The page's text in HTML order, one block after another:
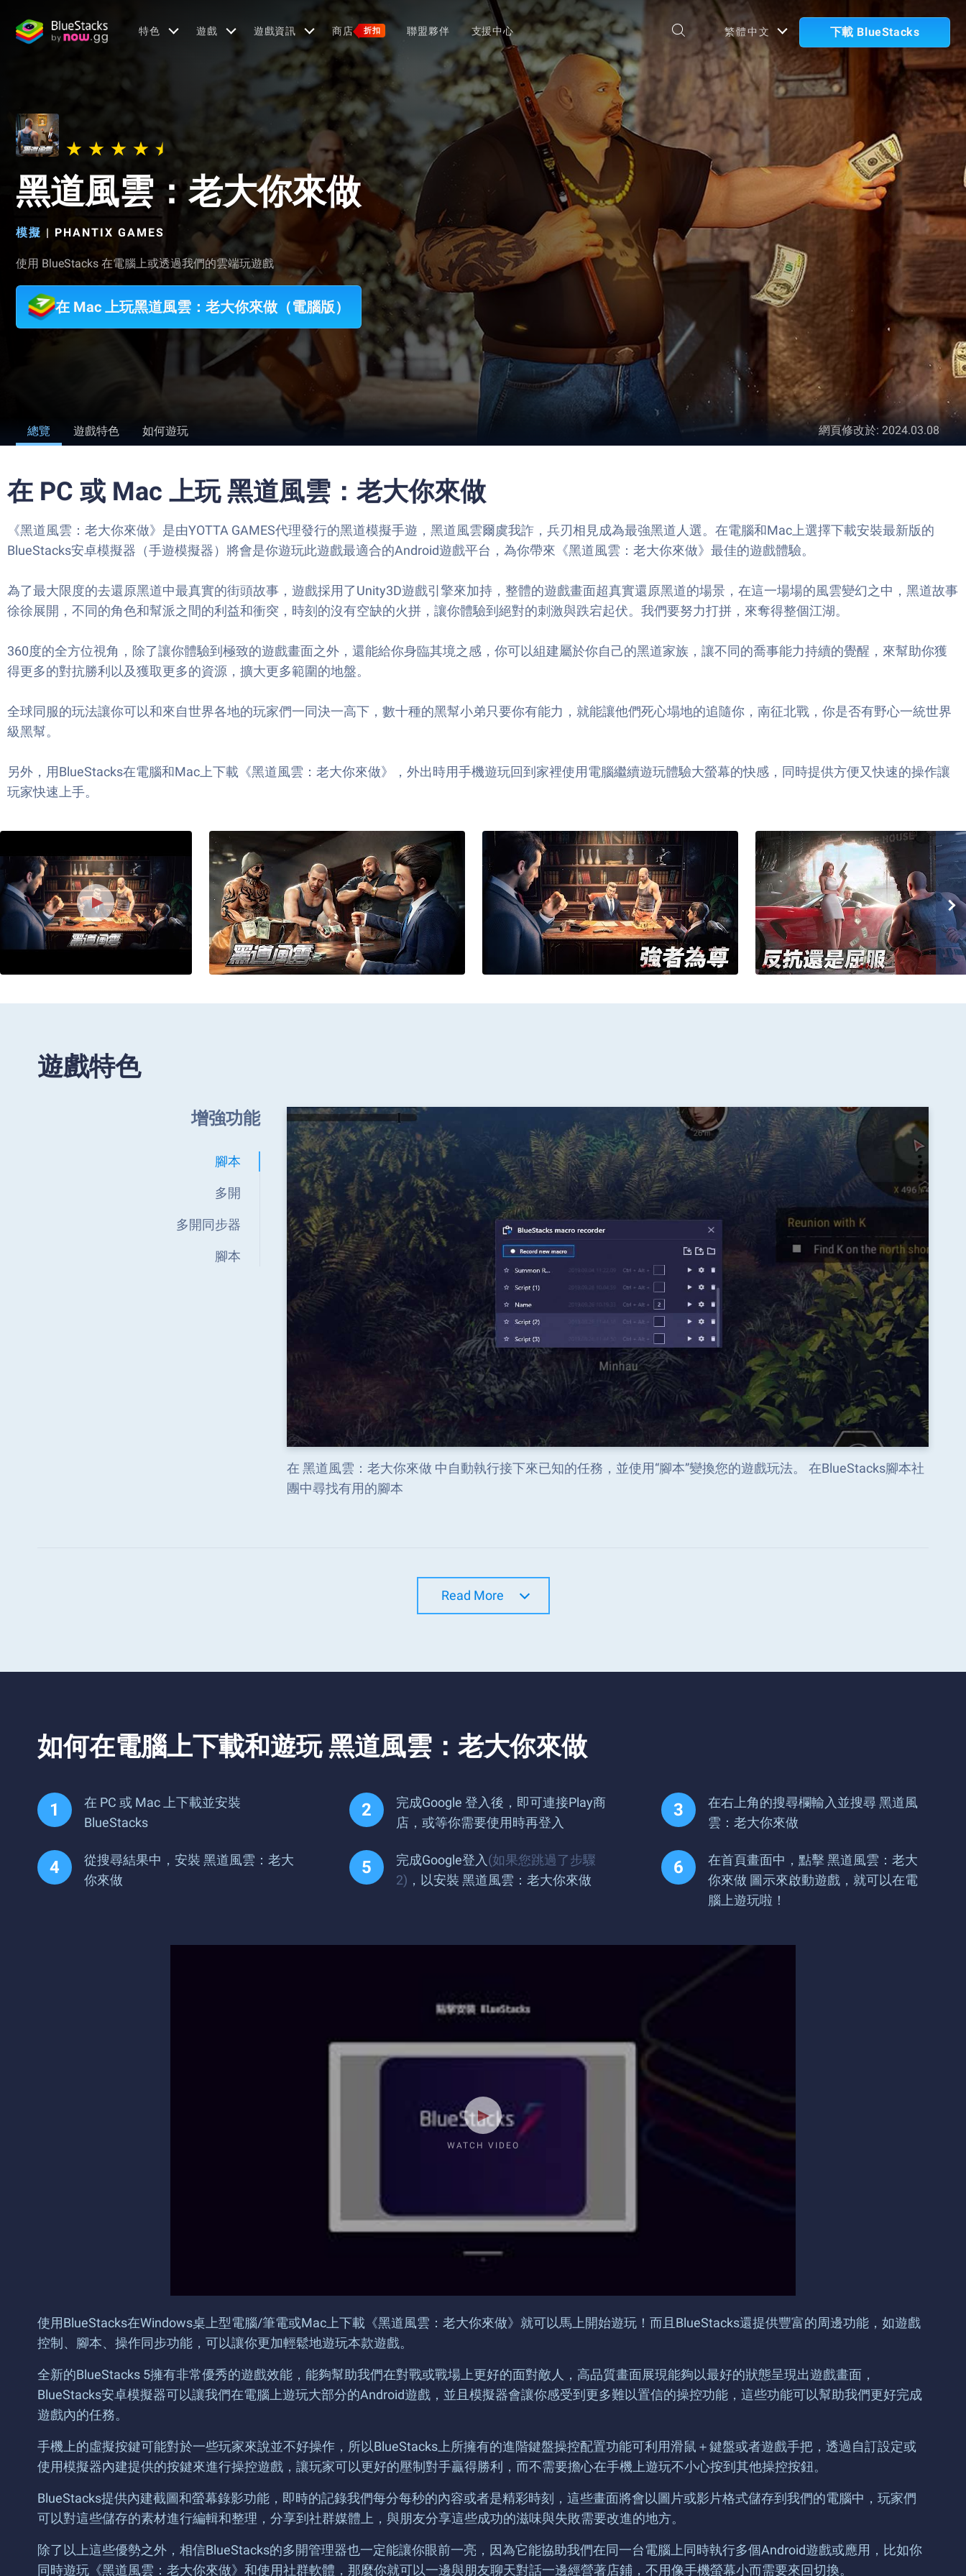
特色 遊戲 遊戲資訊 商店 折扣 聯盟夥伴 支援中心 繁體中文 下載 BlueStacks
黑道風雲：老大你來做
模擬 | PHANTIX GAMES
使用 BlueStacks 在電腦上或透過我們的雲端玩遊戲
在 Mac 上玩黑道風雲：老大你來做（電腦版）
總覽 遊戲特色 如何遊玩 網頁修改於: 2024.03.08
在 PC 或 Mac 上玩 黑道風雲：老大你來做
《黑道風雲：老大你來做》是由YOTTA GAMES代理發行的黑道模擬手遊，黑道風雲爾虞我詐，兵刃相見成為最強黑道人選。在電腦和Mac上選擇下載安裝最新版的
BlueStacks安卓模擬器（手遊模擬器）將會是你遊玩此遊戲最適合的Android遊戲平台，為你帶來《黑道風雲：老大你來做》最佳的遊戲體驗。
為了最大限度的去還原黑道中最真實的街頭故事，遊戲採用了Unity3D遊戲引擎來加持，整體的遊戲畫面超真實還原黑道的場景，在這一場場的風雲變幻之中，黑道故事
徐徐展開，不同的角色和幫派之間的利益和衝突，時刻的沒有空缺的火拼，讓你體驗到絕對的刺激與跌宕起伏。我們要努力打拼，來奪得整個江湖。
360度的全方位視角，除了讓你體驗到極致的遊戲畫面之外，還能給你身臨其境之感，你可以組建屬於你自己的黑道家族，讓不同的喬事能力持續的覺醒，來幫助你獲
得更多的對抗勝利以及獲取更多的資源，擴大更多範圍的地盤。
全球同服的玩法讓你可以和來自世界各地的玩家們一同決一高下，數十種的黑幫小弟只要你有能力，就能讓他們死心塌地的追隨你，南征北戰，你是否有野心一統世界
級黑幫。
另外，用BlueStacks在電腦和Mac上下載《黑道風雲：老大你來做》，外出時用手機遊玩回到家裡使用電腦繼續遊玩體驗大螢幕的快感，同時提供方便又快速的操作讓
玩家快速上手。
遊戲特色
增強功能
腳本
多開
多開同步器
腳本
在 黑道風雲：老大你來做 中自動執行接下來已知的任務，並使用“腳本”變換您的遊戲玩法。 在BlueStacks腳本社
團中尋找有用的腳本
Read More
如何在電腦上下載和遊玩 黑道風雲：老大你來做
在 PC 或 Mac 上下載並安裝
BlueStacks
完成Google 登入後，即可連接Play商
店，或等你需要使用時再登入
在右上角的搜尋欄輸入並搜尋 黑道風
雲：老大你來做
從搜尋結果中，安裝 黑道風雲：老大
你來做
完成Google登入 (如果您跳過了步驟
2) ，以安裝 黑道風雲：老大你來做
在首頁畫面中，點擊 黑道風雲：老大
你來做 圖示來啟動遊戲，就可以在電
腦上遊玩啦！
WATCH VIDEO
使用BlueStacks在Windows桌上型電腦/筆電或Mac上下載《黑道風雲：老大你來做》就可以馬上開始遊玩！而且BlueStacks還提供豐富的周邊功能，如遊戲
控制、腳本、操作同步功能，可以讓你更加輕鬆地遊玩本款遊戲。
全新的BlueStacks 5擁有非常優秀的遊戲效能，能夠幫助我們在對戰或戰場上更好的面對敵人，高品質畫面展現能夠以最好的狀態呈現出遊戲畫面，
BlueStacks安卓模擬器可以讓我們在電腦上遊玩大部分的Android遊戲，並且模擬器會讓你感受到更多難以置信的操控功能，這些功能可以幫助我們更好完成
遊戲內的任務。
手機上的虛擬按鍵可能對於一些玩家來說並不好操作，所以BlueStacks上所擁有的進階鍵盤操控配置功能可利用滑鼠＋鍵盤或者遊戲手把，透過自訂設定或
使用模擬器內建提供的按鍵來進行操控遊戲，讓玩家可以更好的壓制對手贏得勝利，而不需要擔心在手機上遊玩不小心按到其他操控按鈕。
BlueStacks提供內建截圖和螢幕錄影功能，即時的記錄我們每分每秒的內容或者是精彩時刻，這些畫面將會以圖片或影片格式儲存到我們的電腦中，玩家們
可以對這些儲存的素材進行編輯和整理，分享到社群媒體上，與朋友分享這些成功的滋味與失敗需要改進的地方。
除了以上這些優勢之外，相信BlueStacks的多開管理器也一定能讓你眼前一亮，因為它能協助我們在同一台電腦上同時執行多個Android遊戲或應用，比如你
同時遊玩《黑道風雲：老大你來做》和使用社群軟體，那麼你就可以一邊與朋友聊天對話一邊經營著店鋪，不用像手機螢幕小而需要來回切換。